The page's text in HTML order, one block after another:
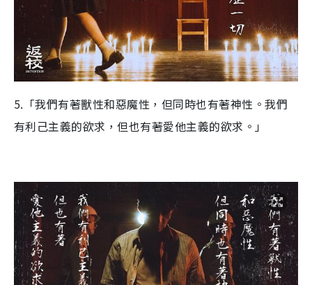
5.「我們有著獸性和惡魔性，但同時也有著神性。我們
有利己主義的欲求，但也有著愛他主義的欲求。」